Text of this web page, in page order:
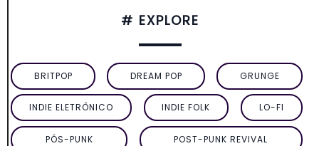
# EXPLORE
BRITPOP DREAM POP GRUNGE
INDIE ELETRÔNICO INDIE FOLK LO-FI
PÓS-PUNK POST-PUNK REVIVAL